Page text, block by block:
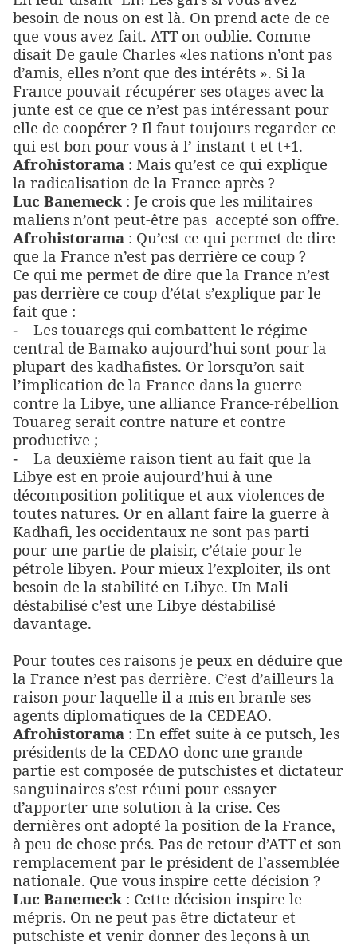
besoin de nous on est là. On prend acte de ce
que vous avez fait. ATT on oublie. Comme
disait De gaule Charles «les nations n’ont pas
d’amis, elles n’ont que des intérêts ». Si la
France pouvait récupérer ses otages avec la
junte est ce que ce n’est pas intéressant pour
elle de coopérer ? Il faut toujours regarder ce
qui est bon pour vous à l’ instant t et t+1.
Afrohistorama : Mais qu’est ce qui explique
la radicalisation de la France après ?
Luc Banemeck : Je crois que les militaires
maliens n’ont peut-être pas accepté son offre.
Afrohistorama : Qu’est ce qui permet de dire
que la France n’est pas derrière ce coup ?
Ce qui me permet de dire que la France n’est
pas derrière ce coup d’état s’explique par le
fait que :
-
Les touaregs qui combattent le régime
central de Bamako aujourd’hui sont pour la
plupart des kadhafistes. Or lorsqu’on sait
l’implication de la France dans la guerre
contre la Libye, une alliance France-rébellion
Touareg serait contre nature et contre
productive ;
-
La deuxième raison tient au fait que la
Libye est en proie aujourd’hui à une
décomposition politique et aux violences de
toutes natures. Or en allant faire la guerre à
Kadhafi, les occidentaux ne sont pas parti
pour une partie de plaisir, c’étaie pour le
pétrole libyen. Pour mieux l’exploiter, ils ont
besoin de la stabilité en Libye. Un Mali
déstabilisé c’est une Libye déstabilisé
davantage.
Pour toutes ces raisons je peux en déduire que
la France n’est pas derrière. C’est d’ailleurs la
raison pour laquelle il a mis en branle ses
agents diplomatiques de la CEDEAO.
Afrohistorama : En effet suite à ce putsch, les
présidents de la CEDAO donc une grande
partie est composée de putschistes et dictateur
sanguinaires s’est réuni pour essayer
d’apporter une solution à la crise. Ces
dernières ont adopté la position de la France,
à peu de chose prés. Pas de retour d’ATT et son
remplacement par le président de l’assemblée
nationale. Que vous inspire cette décision ?
Luc Banemeck : Cette décision inspire le
mépris. On ne peut pas être dictateur et
putschiste et venir donner des leçons à un